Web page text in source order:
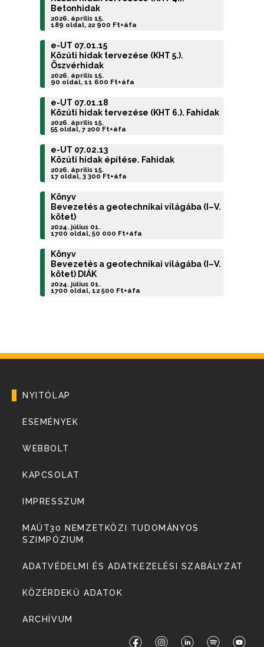
Betonhidak
2026. április 15.
189 oldal, 22 900 Ft+áfa
e-UT 07.01.15
Közúti hidak tervezése (KHT 5.).
Öszvérhidak
2026. április 15.
90 oldal, 11 600 Ft+áfa
e-UT 07.01.18
Közúti hidak tervezése (KHT 6.). Fahidak
2026. április 15.
55 oldal, 7 200 Ft+áfa
e-UT 07.02.13
Közúti hidak építése. Fahidak
2026. április 15.
17 oldal, 3 300 Ft+áfa
Könyv
Bevezetés a geotechnikai világába (I–V.
kötet)
2024. július 01.
1700 oldal, 50 000 Ft+áfa
Könyv
Bevezetés a geotechnikai világába (I–V.
kötet) DIÁK
2024. július 01.
1700 oldal, 12 500 Ft+áfa
NYITÓLAP
ESEMÉNYEK
WEBBOLT
KAPCSOLAT
IMPRESSZUM
MAÚT30 NEMZETKÖZI TUDOMÁNYOS
SZIMPÓZIUM
ADATVÉDELMI ÉS ADATKEZELÉSI SZABÁLYZAT
KÖZÉRDEKŰ ADATOK
ARCHÍVUM